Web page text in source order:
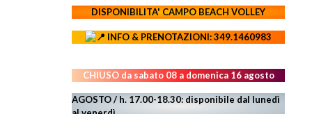
DISPONIBILITA' CAMPOBEACH VOLLEY
INFO & PRENOTAZIONI: 349.1460983
CHIUSO da sabato 08 a domenica 16 agosto
AGOSTO / h. 17.00-18.30: disponibile dal lunedì